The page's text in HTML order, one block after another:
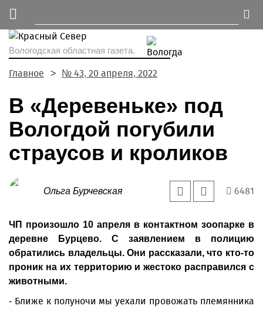
Вологодская областная газета.
Главное № 43, 20 апреля, 2022
В «Деревеньке» под
Вологдой погубили
страусов и кроликов
Ольга Бурчевская 6481
ЧП произошло 10 апреля в контактном зоопарке в
деревне Бурцево. С заявлением в полицию
обратились владельцы. Они рассказали, что кто-то
проник на их территорию и жестоко расправился с
животными.
- Ближе к полуночи мы уехали провожать племянника